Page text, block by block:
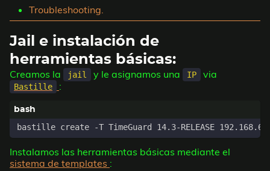
Troubleshooting.
Jail e instalación de
herramientas básicas:
Creamos la jail y le asignamos una IP via
Bastille :
Instalamos las herramientas básicas mediante el
sistema de templates :